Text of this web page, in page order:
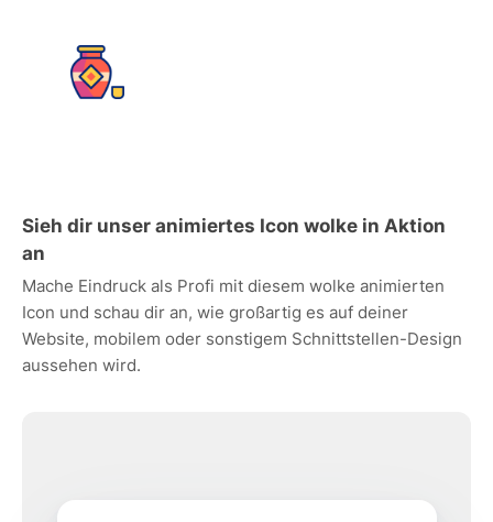
Sieh dir unser animiertes Icon wolke in Aktion
an
Mache Eindruck als Profi mit diesem wolke animierten
Icon und schau dir an, wie großartig es auf deiner
Website, mobilem oder sonstigem Schnittstellen-Design
aussehen wird.